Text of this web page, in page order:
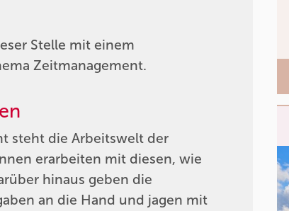
Stelle mit einem
Zeitmanagement.
steht die Arbeitswelt der
erarbeiten mit diesen, wie
hinaus geben die
an die Hand und jagen mit